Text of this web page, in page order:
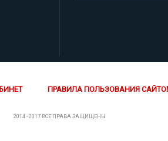
ПРАВИЛА ПОЛЬЗОВАНИЯ
2014 - 2017 ВСЕ ПРАВА ЗАЩИЩЕНЫ